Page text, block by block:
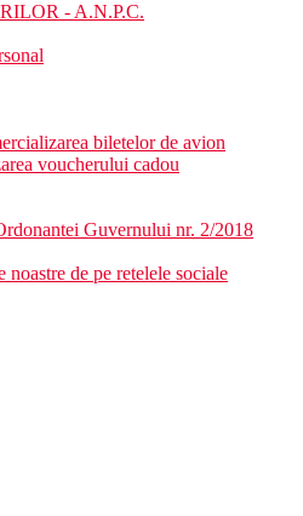
- A.N.P.C.
biletelor de avion
voucherului cadou
Guvernului nr. 2/2018
de pe retelele sociale